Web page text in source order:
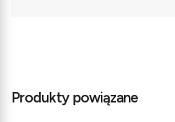
Produkty powiązane